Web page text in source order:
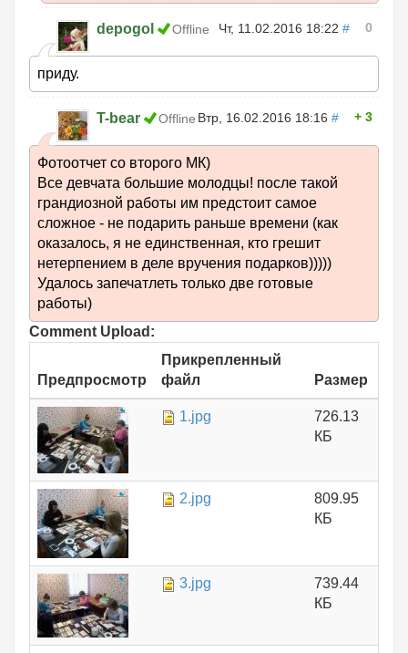
depogol Offline Чт, 11.02.2016 18:22 # 0
приду.
T-bear Offline Втр, 16.02.2016 18:16 # 3
Фотоотчет со второго МК)
Все девчата большие молодцы! после такой
грандиозной работы им предстоит самое
сложное - не подарить раньше времени (как
оказалось, я не единственная, кто грешит
нетерпением в деле вручения подарков)))))
Удалось запечатлеть только две готовые
работы)
Comment Upload:
Предпросмотр
Прикрепленный
файл
Размер
1.jpg
726.13
КБ
2.jpg
809.95
КБ
3.jpg
739.44
КБ